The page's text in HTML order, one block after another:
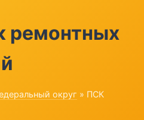
ремонтных
округ » ПСК